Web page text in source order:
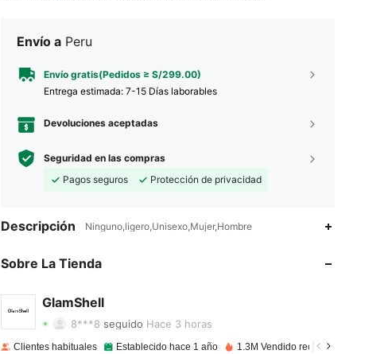
Envío a Peru
Envío gratis(Pedidos ≥ S/299.00)
Entrega estimada: 7-15 Días laborables
Devoluciones aceptadas
Seguridad en las compras
Pagos seguros
Protección de privacidad
Descripción Ninguno,ligero,Unisexo,Mujer,Hombre
Sobre La Tienda
GlamShell
4.86
4.86
8***8 seguido Hace 3 horas
Clientes habituales Establecido hace 1 año 1.3M Vendido recientemente